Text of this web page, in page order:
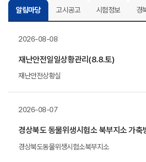
알림마당 고시공고 시험정보 경
2026-08-08
재난안전일일상황관리(8.8.토)
재난안전상황실
2026-08-07
경상북도동물위생시험소북부지소